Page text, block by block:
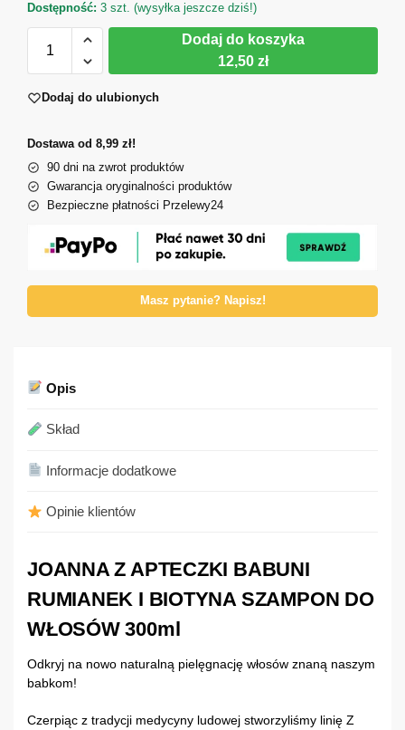
Dostępność: 3 szt. (wysyłka jeszcze dziś!)
Dodaj do koszyka
12,50 zł
Dodaj do ulubionych
Dostawa od 8,99 zł!
90 dni na zwrot produktów
Gwarancja oryginalności produktów
Bezpieczne płatności Przelewy24
Masz pytanie? Napisz!
Opis
Skład
Informacje dodatkowe
Opinie klientów
JOANNA Z APTECZKI BABUNI
RUMIANEK I BIOTYNA SZAMPON DO
WŁOSÓW 300ml
Odkryj na nowo naturalną pielęgnację włosów znaną naszym
babkom!
Czerpiąc z tradycji medycyny ludowej stworzyliśmy linię Z